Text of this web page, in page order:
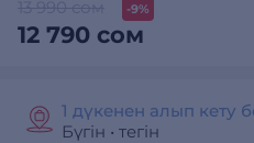
-9%
12 790 сом
1 дүкенен алып кету
Бүгін • тегін